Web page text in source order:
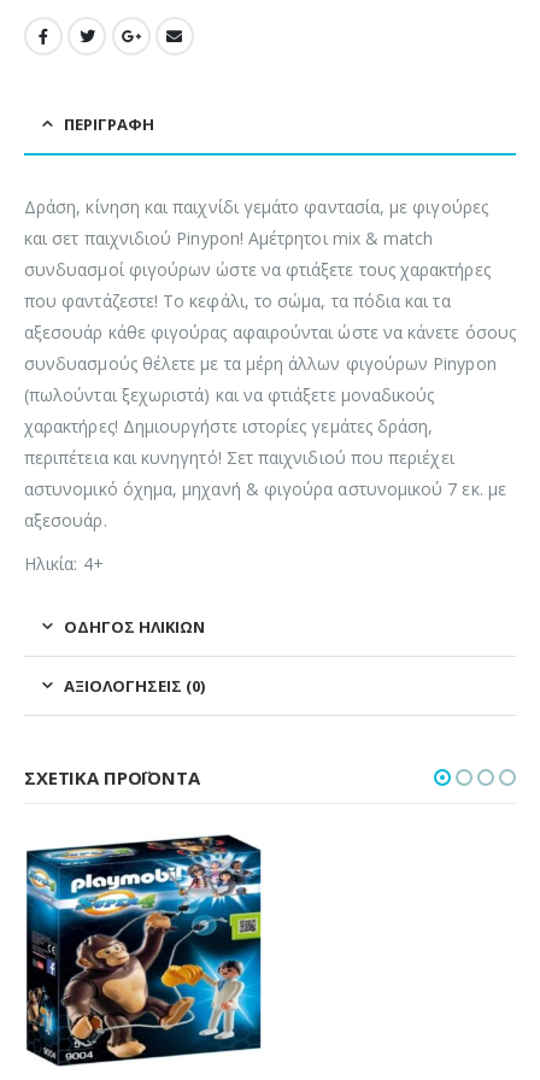
ΠΕΡΙΓΡΑΦΉ
Δράση, κίνηση και παιχνίδι γεμάτο φαντασία, με φιγούρες
και σετ παιχνιδιού Pinypon! Αμέτρητοι mix & match
συνδυασμοί φιγούρων ώστε να φτιάξετε τους χαρακτήρες
που φαντάζεστε! Το κεφάλι, το σώμα, τα πόδια και τα
αξεσουάρ κάθε φιγούρας αφαιρούνται ώστε να κάνετε όσους
συνδυασμούς θέλετε με τα μέρη άλλων φιγούρων Pinypon
(πωλούνται ξεχωριστά) και να φτιάξετε μοναδικούς
χαρακτήρες! Δημιουργήστε ιστορίες γεμάτες δράση,
περιπέτεια και κυνηγητό! Σετ παιχνιδιού που περιέχει
αστυνομικό όχημα, μηχανή & φιγούρα αστυνομικού 7 εκ. με
αξεσουάρ.
Ηλικία: 4+
ΟΔΗΓΌΣ ΗΛΙΚΙΏΝ
ΑΞΙΟΛΟΓΉΣΕΙΣ (0)
ΣΧΕΤΙΚΆ ΠΡΟΪΌΝΤΑ